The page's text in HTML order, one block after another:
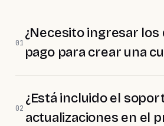
01
¿Necesito ingresar los
pago para crear una
02
¿Está incluido el
actualizaciones en el